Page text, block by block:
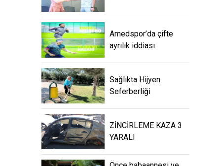
Amedspor’da çifte
ayrılık iddiası
Sağlıkta Hijyen
Seferberliği
ZİNCİRLEME KAZA 3
YARALI